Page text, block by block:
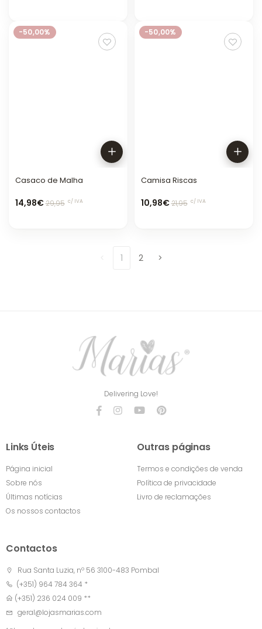
-50,00%
Casaco de Malha
14,98€29,95 c/ IVA
-50,00%
Camisa Riscas
10,98€21,95 c/ IVA
1 2 >
Delivering Love!
Links Úteis
Página inicial
Sobre nós
Últimas notícias
Os nossos contactos
Outras páginas
Termos e condições de venda
Política de privacidade
Livro de reclamações
Contactos
Rua Santa Luzia, nº 56 3100-483 Pombal
(+351) 964 784 364 *
(+351) 236 024 009 **
geral@lojasmarias.com